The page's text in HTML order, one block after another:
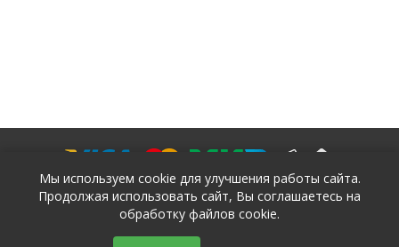
Мы используем cookie для улучшения работы сайта.
Продолжая использовать сайт, Вы соглашаетесь на
обработку файлов cookie.